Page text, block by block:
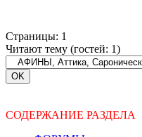
Страницы: 1
Читают тему (гостей: 1)
СОДЕРЖАНИЕ РАЗДЕЛА